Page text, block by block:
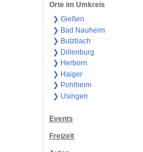
Orte im Umkreis
❯ Gießen
❯ Bad Nauheim
❯ Butzbach
❯ Dillenburg
❯ Herborn
❯ Haiger
❯ Pohlheim
❯ Usingen
Events
Freizeit